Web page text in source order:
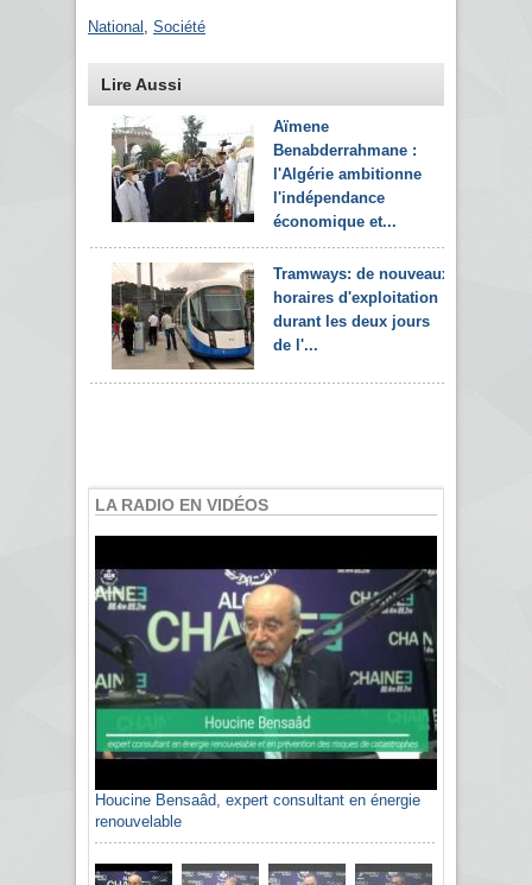
National Société
Lire Aussi
Aïmene
Benabderrahmane :
l'Algérie ambitionne
l'indépendance
économique et...
Tramways: de nouveaux
horaires d'exploitation
durant les deux jours
de l'...
LA RADIO EN VIDÉOS
Houcine Bensaâd, expert consultant en énergie
renouvelable